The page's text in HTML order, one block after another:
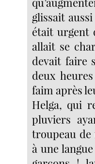
glissait
était urgent
allait se
devait faire
deux
faim après
Helga, qui
pluviers
troupeau
à une